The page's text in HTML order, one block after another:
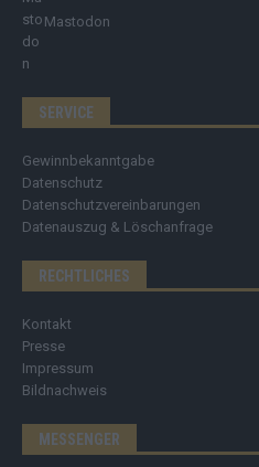
Mastodon
SERVICE
Gewinnbekanntgabe
Datenschutz
Datenschutzvereinbarungen
Datenauszug & Löschanfrage
RECHTLICHES
Kontakt
Presse
Impressum
Bildnachweis
MESSENGER